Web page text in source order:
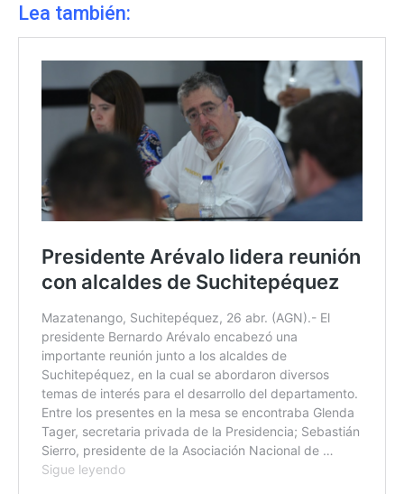
Lea también: